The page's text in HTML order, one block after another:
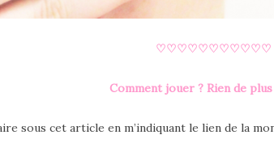
♡♡♡♡♡♡♡♡♡♡♡
Comment jouer ? Rien de
sous cet article en m’indiquant le lien de la